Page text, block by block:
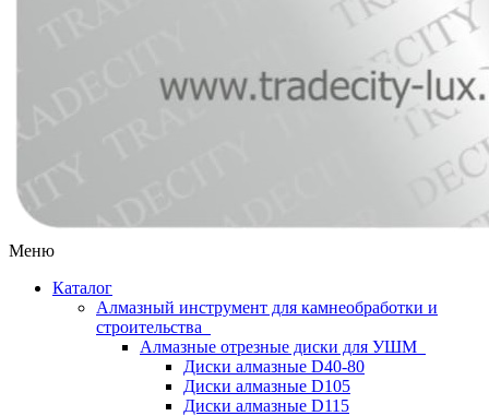
Меню
Каталог
Алмазный инструмент для камнеобработки и
строительства
Алмазные отрезные диски для УШМ
Диски алмазные D40-80
Диски алмазные D105
Диски алмазные D115